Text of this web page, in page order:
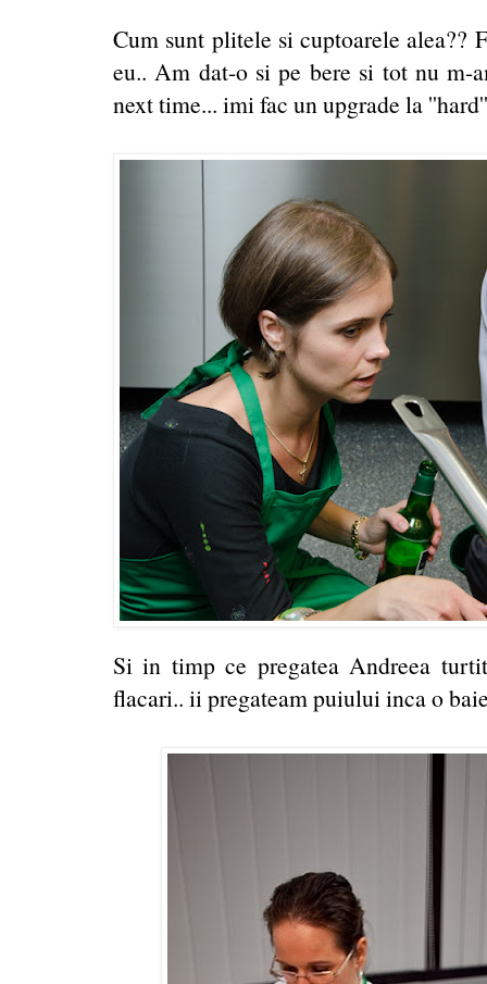
Cum sunt plitele si cuptoarele alea??
eu.. Am dat-o si pe bere si tot nu m-
next time... imi fac un upgrade la
Si in timp ce pregatea Andreea
flacari.. ii pregateam puiului inca o